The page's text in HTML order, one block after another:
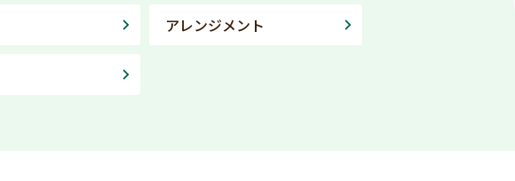
アレンジメント